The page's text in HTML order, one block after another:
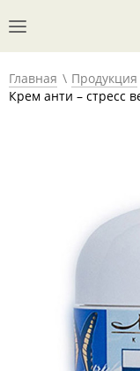
Главная Продукция
Крем анти – стресс